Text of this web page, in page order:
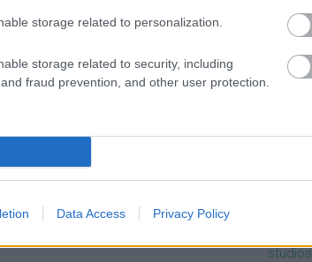
storage related to personalization.
storage related to security, including
fraud prevention, and other user protection.
Data Access Privacy Policy
Csuha
Greer
Days
studios